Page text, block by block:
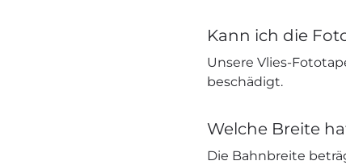
Kann ich die
Unsere Vlies-
beschädigt.
Welche Breite
Die Bahnbreite